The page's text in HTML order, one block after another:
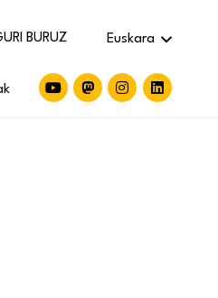
BURUZ Euskara